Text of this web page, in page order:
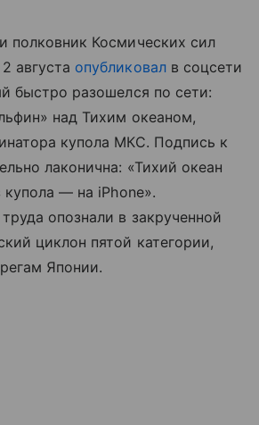
полковник Космических сил
августа опубликовалв соцсети
быстро разошелся по сети:
над Тихим океаном,
купола МКС. Подпись к
лаконична: «Тихий океан
купола — на iPhone».
опознали в закрученной
циклон пятой категории,
Японии.